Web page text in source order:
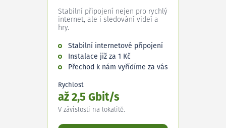
Stabilní připojení nejen pro rychlý
internet, ale i sledování videí a
hry.
Stabilní internetové připojení
Instalace již za 1 Kč
Přechod k nám vyřídíme za vás
Rychlost
až 2,5 Gbit/s
V závislosti na lokalitě.